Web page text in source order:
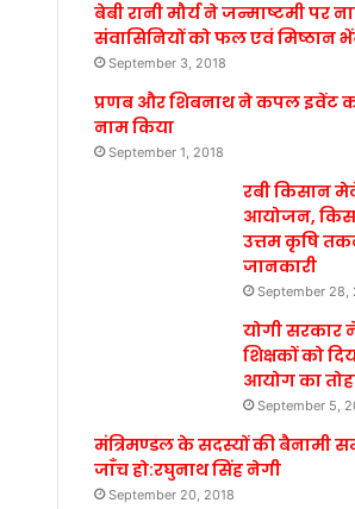
बेबी रानी मौर्य ने जन्माष्टमी पर
संवासिनियों को फल एवं मिष्ठान
September 3, 2018
प्रणब और शिबनाथ ने कपल इवेंट
नाम किया
September 1, 2018
रबी किसान
आयोजन,
उत्तम कृषि
जानकारी
September 28,
योगी सरकार
शिक्षकों को
आयोग का
September 5,
मंत्रिमण्डल के सदस्यों की बैनामी
जाँच हो:रघुनाथ सिंह नेगी
September 20, 2018